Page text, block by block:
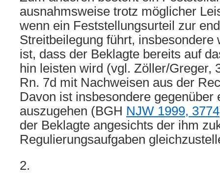
ausnahmsweise trotz möglicher
wenn ein Feststellungsurteil zur
Streitbeilegung führt, insbesondere
ist, dass der Beklagte bereits auf
hin leisten wird (vgl. Zöller/Greger,
Rn. 7d mit Nachweisen aus der
Davon ist insbesondere gegenüber
auszugehen (BGH NJW 1999, 3774
der Beklagte angesichts der ihm
Regulierungsaufgaben
2.